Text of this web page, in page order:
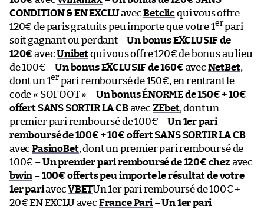
CONDITION & EN EXCLUavecBetclicqui vous offre
120€ de paris gratuits peu importe que votre 1erpari
soit gagnant ou perdant –Un bonus EXCLUSIF de
120€ avecUnibetqui vous offre 120€ de bonus au lieu
de 100€ –Un bonus EXCLUSIF de 160€ avec NetBet,
dont un 1er pari remboursé de 150€, en rentrant le
code « SOFOOT » –Un bonus ÉNORME de 150€ + 10€
offert SANS SORTIR LA CBavec ZEbet, dont un
premier pari remboursé de 100€ –Un 1er pari
remboursé de 100€ + 10€ offert SANS SORTIR LA CB
avecPasinoBet, dont un premier pari remboursé de
100€ –Un premier pari remboursé de 120€ chez avec
bwin –100€ offerts peu importe le résultat de votre
1er pariavecVBETUn 1er pari remboursé de 100€ +
20€ EN EXCLU avec France Pari–Un 1er pari